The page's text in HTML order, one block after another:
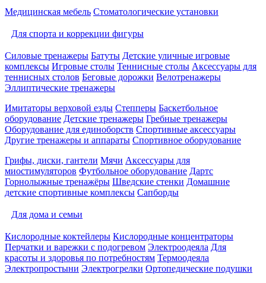
Медицинская мебель Стоматологические установки
Для спорта и коррекции фигуры
Силовые тренажеры Батуты Детские уличные игровые
комплексы Игровые столы Теннисные столы Аксессуары для
теннисных столов Беговые дорожки Велотренажеры
Эллиптические тренажеры
Имитаторы верховой езды Степперы Баскетбольное
оборудование Детские тренажеры Гребные тренажеры
Оборудование для единоборств Спортивные аксессуары
Другие тренажеры и аппараты Спортивное оборудование
Грифы, диски, гантели Мячи Аксессуары для
миостимуляторов Футбольное оборудование Дартс
Горнолыжные тренажёры Шведские стенки Домашние
детские спортивные комплексы Сапборды
Для дома и семьи
Кислородные коктейлеры Кислородные концентраторы
Перчатки и варежки с подогревом Электроодеяла Для
красоты и здоровья по потребностям Термоодеяла
Электропростыни Электрогрелки Ортопедические подушки